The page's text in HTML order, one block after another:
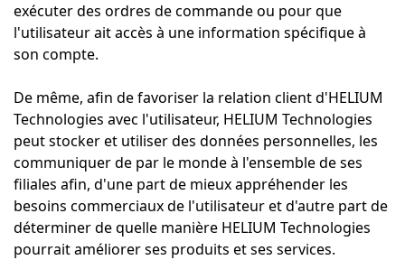
exécuter des ordres de commande ou pour que
l'utilisateur ait accès à une information spécifique à
son compte.
De même, afin de favoriser la relation client d'HELIUM
Technologies avec l'utilisateur, HELIUM Technologies
peut stocker et utiliser des données personnelles, les
communiquer de par le monde à l'ensemble de ses
filiales afin, d'une part de mieux appréhender les
besoins commerciaux de l'utilisateur et d'autre part de
déterminer de quelle manière HELIUM Technologies
pourrait améliorer ses produits et ses services.